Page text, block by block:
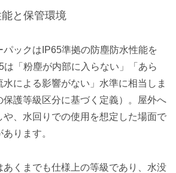
と保管環境
パックはIP65準拠の防塵防水性能を
は「粉塵が内部に入らない」「あら
による影響がない」水準に相当しま
保護等級区分に基づく定義）。屋外へ
や、水回りでの使用を想定した場面で
ります。
あくまでも仕様上の等級であり、水没